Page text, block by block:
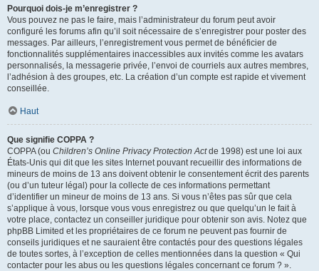
Pourquoi dois-je m’enregistrer ?
Vous pouvez ne pas le faire, mais l’administrateur du forum peut avoir
configuré les forums afin qu’il soit nécessaire de s’enregistrer pour poster des
messages. Par ailleurs, l’enregistrement vous permet de bénéficier de
fonctionnalités supplémentaires inaccessibles aux invités comme les avatars
personnalisés, la messagerie privée, l’envoi de courriels aux autres membres,
l’adhésion à des groupes, etc. La création d’un compte est rapide et vivement
conseillée.
Haut
Que signifie COPPA ?
COPPA (ou Children’s Online Privacy Protection Actde 1998) est une loi aux
États-Unis qui dit que les sites Internet pouvant recueillir des informations de
mineurs de moins de 13 ans doivent obtenir le consentement écrit des parents
(ou d’un tuteur légal) pour la collecte de ces informations permettant
d’identifier un mineur de moins de 13 ans. Si vous n’êtes pas sûr que cela
s’applique à vous, lorsque vous vous enregistrez ou que quelqu’un le fait à
votre place, contactez un conseiller juridique pour obtenir son avis. Notez que
phpBB Limited et les propriétaires de ce forum ne peuvent pas fournir de
conseils juridiques et ne sauraient être contactés pour des questions légales
de toutes sortes, à l’exception de celles mentionnées dans la question « Qui
contacter pour les abus ou les questions légales concernant ce forum ? ».